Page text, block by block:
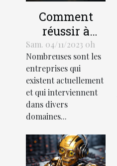
Comment
réussir à
démarquer
votre
entreprise de
la
concurrence ?
Sam. 04/11/2023 0h
Nombreuses sont les
entreprises qui
existent actuellement
et qui interviennent
dans divers
domaines...